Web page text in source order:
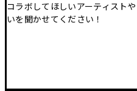
コラボしてほしいアーティスト
いを聞かせてください！